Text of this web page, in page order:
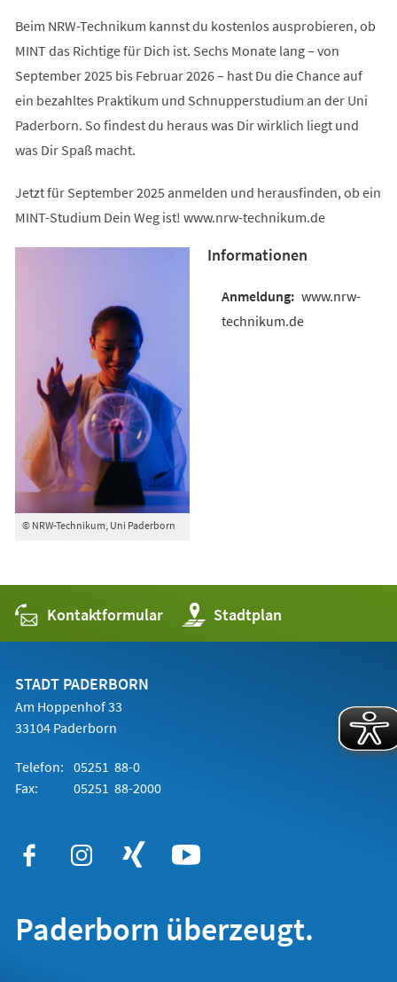
Beim NRW-Technikum kannst du kostenlos ausprobieren, ob
MINT das Richtige für Dich ist. Sechs Monate lang – von
September 2025 bis Februar 2026 – hast Du die Chance auf
ein bezahltes Praktikum und Schnupperstudium an der Uni
Paderborn. So findest du heraus was Dir wirklich liegt und
was Dir Spaß macht.
Jetzt für September 2025 anmelden und herausfinden, ob ein
MINT-Studium Dein Weg ist! www.nrw-technikum.de
© NRW-Technikum, Uni Paderborn
Informationen
www.nrw-
technikum.de
Kontaktformular Stadtplan
(Öffnet
in
einem
STADT PADERBORN
Am Hoppenhof 33
33104 Paderborn
Telefon: 05251 88-0
Fax:
05251 88-2000
Paderborn überzeugt.